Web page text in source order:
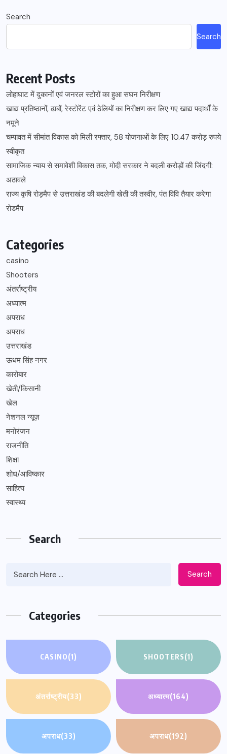
Search
Search
Recent Posts
लोहाघाट में दुकानों एवं जनरल स्टोरों का हुआ सघन निरीक्षण
खाद्य प्रतिष्ठानों, ढाबों, रेस्टोरेंट एवं ठेलियों का निरीक्षण कर लिए गए खाद्य पदार्थों के
नमूने
चम्पावत में सीमांत विकास को मिली रफ्तार, 58 योजनाओं के लिए 10.47 करोड़ रुपये
स्वीकृत
सामाजिक न्याय से समावेशी विकास तक, मोदी सरकार ने बदली करोड़ों की जिंदगी:
अठावले
राज्य कृषि रोड़मैप से उत्तराखंड की बदलेगी खेती की तस्वीर, पंत विवि तैयार करेगा
रोडमैप
Categories
casino
Shooters
अंतर्राष्ट्रीय
अध्यात्म
अपराध
अपराध
उत्तराखंड
ऊधम सिंह नगर
कारोबार
खेती/किसानी
खेल
नेशनल न्यूज़
मनोरंजन
राजनीति
शिक्षा
शोध/आविष्कार
साहित्य
स्वास्थ्य
Search
Search
Categories
CASINO(1) SHOOTERS(1)
अंतर्राष्ट्रीय(33) अध्यात्म(164)
अपराध(33) अपराध(192)